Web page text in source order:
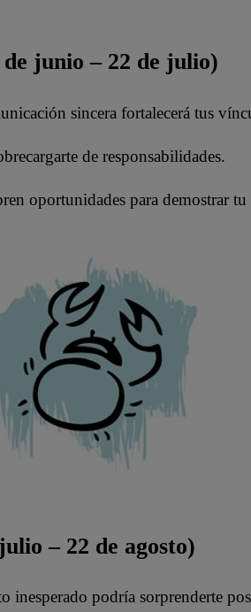
de junio – 22 de julio)
sincera fortalecerá tus
de responsabilidades.
oportunidades para demostrar
– 22 de agosto)
inesperado podría sorprenderte